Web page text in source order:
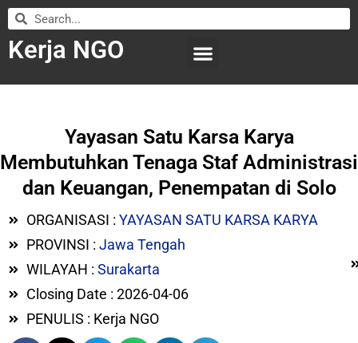
Kerja NGO
Yayasan Satu Karsa Karya
Membutuhkan Tenaga Staf Administrasi
dan Keuangan, Penempatan di Solo
ORGANISASI : YAYASAN SATU KARSA KARYA
PROVINSI : Jawa Tengah
WILAYAH : Surakarta
Closing Date : 2026-04-06
PENULIS : Kerja NGO